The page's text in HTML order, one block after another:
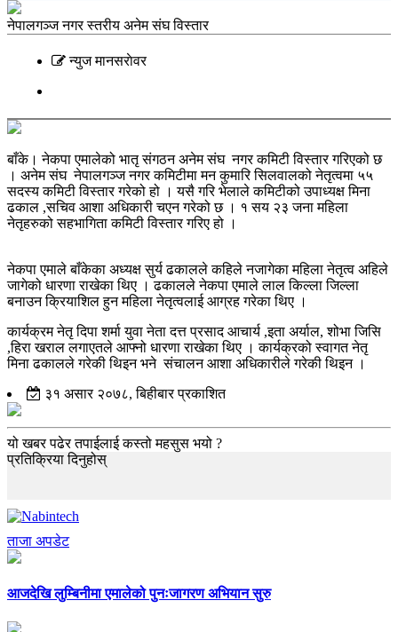
नेपालगञ्ज नगर स्तरीय अनेम संघ विस्तार
न्युज मानसराेवर
बाँके। नेकपा एमालेको भातृ संगठन अनेम संघ नगर कमिटी विस्तार गरिएको छ
। अनेम संघ नेपालगञ्ज नगर कमिटीमा मन कुमारि सिलवालको नेतृत्वमा ५५
सदस्य कमिटी विस्तार गरेको हो । यसै गरि भेलाले कमिटीको उपाध्यक्ष मिना
ढकाल ,सचिव आशा अधिकारी चएन गरेको छ । १ सय २३ जना महिला
नेतृहरुको सहभागिता कमिटी विस्तार गरिए हो ।
नेकपा एमाले बाँकेका अध्यक्ष सुर्य ढकालले कहिले नजागेका महिला नेतृत्व अहिले
जागेको धारणा राखेका थिए । ढकालले नेकपा एमाले लाल किल्ला जिल्ला
बनाउन क्रियाशिल हुन महिला नेतृत्वलाई आग्रह गरेका थिए ।
कार्यक्रम नेतृ दिपा शर्मा युवा नेता दत्त प्रसाद आचार्य ,इता अर्याल, शोभा जिसि
,हिरा खराल लगाएतले आफ्नो धारणा राखेका थिए । कार्यक्रको स्वागत नेतृ
मिना ढकालले गरेकी थिइन भने संचालन आशा अधिकारीले गरेकी थिइन ।
३१ असार २०७८, बिहीबार प्रकाशित
यो खबर पढेर तपाईलाई कस्तो महसुस भयो ?
प्रतिक्रिया दिनुहोस्
ताजा अपडेट
आजदेखि लुम्बिनीमा एमालेको पुनःजागरण अभियान सुरु